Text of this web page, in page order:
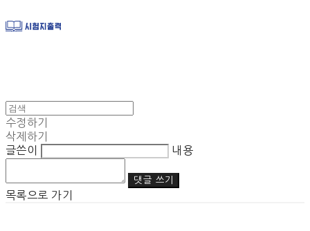
수정하기
삭제하기
글쓴이
내용
댓글 쓰기
목록으로 가기